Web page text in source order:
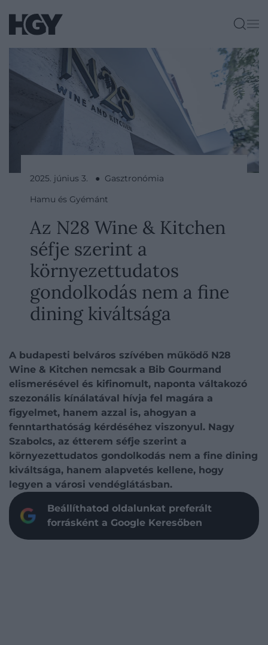
2025. június 3. ● Gasztronómia
Hamu és Gyémánt
Az N28 Wine & Kitchen
séfje szerint a
környezettudatos
gondolkodás nem a fine
dining kiváltsága
A budapesti belváros szívében működő N28
Wine & Kitchen nemcsak a Bib Gourmand
elismerésével és kifinomult, naponta váltakozó
szezonális kínálatával hívja fel magára a
figyelmet, hanem azzal is, ahogyan a
fenntarthatóság kérdéséhez viszonyul. Nagy
Szabolcs, az étterem séfje szerint a
környezettudatos gondolkodás nem a fine dining
kiváltsága, hanem alapvetés kellene, hogy
legyen a városi vendéglátásban.
Beállíthatod oldalunkat preferált
forrásként a Google Keresőben